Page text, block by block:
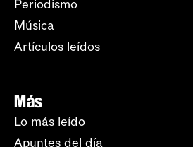
Periodismo
Música
Artículos leídos
Más
Lo más leído
Apuntes del día